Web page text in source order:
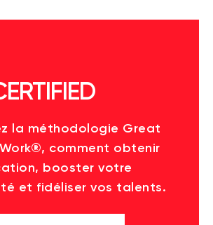
la méthodologie Great
comment obtenir
booster votre
et fidéliser vos talents.